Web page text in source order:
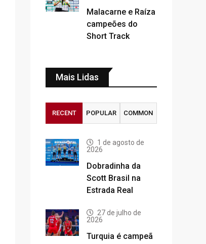
Malacarne e Raíza
campeões do
Short Track
Mais Lidas
RECENT POPULAR COMMON
1 de agosto de
2026
Dobradinha da
Scott Brasil na
Estrada Real
27 de julho de
2026
Turquia é campeã